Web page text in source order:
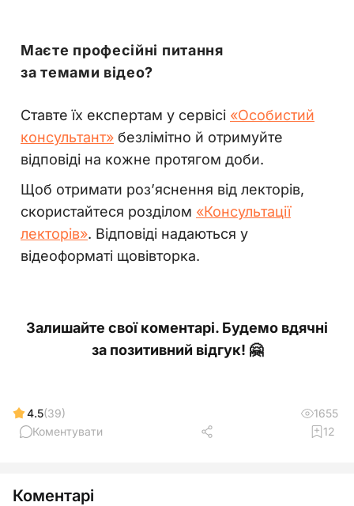
Маєте професійні питання
за темами відео?
Ставте їх експертам у сервісі «Особистий
консультант» безлімітно й отримуйте
відповіді на кожне протягом доби.
Щоб отримати роз’яснення від лекторів,
скористайтеся розділом «Консультації
лекторів». Відповіді надаються у
відеоформаті щовівторка.
Залишайте свої коментарі. Будемо вдячні
за позитивний відгук! 🤗
4.5(39)
1655
Коментувати
12
Коментарі